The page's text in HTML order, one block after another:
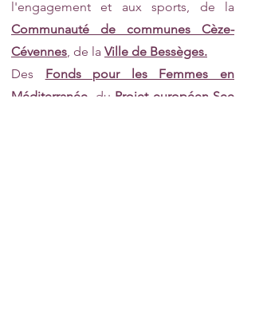
l'engagement et aux sports, de la
Communauté de communes Cèze-
Cévennes, de la Ville de Bessèges.
Des Fonds pour les Femmes en
Méditerranée, du Projet européen See